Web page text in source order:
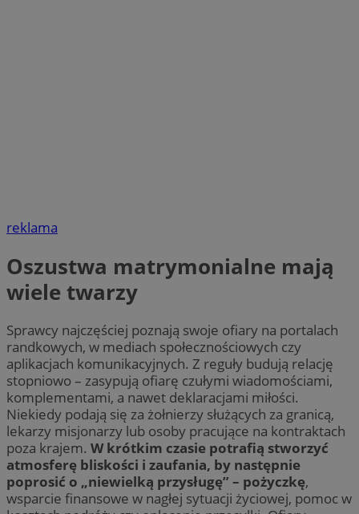
reklama
Oszustwa matrymonialne mają
wiele twarzy
Sprawcy najczęściej poznają swoje ofiary na portalach
randkowych, w mediach społecznościowych czy
aplikacjach komunikacyjnych. Z reguły budują relację
stopniowo – zasypują ofiarę czułymi wiadomościami,
komplementami, a nawet deklaracjami miłości.
Niekiedy podają się za żołnierzy służących za granicą,
lekarzy misjonarzy lub osoby pracujące na kontraktach
poza krajem. W krótkim czasie potrafią stworzyć
atmosferę bliskości i zaufania, by następnie
poprosić o „niewielką przysługę” – pożyczkę,
wsparcie finansowe w nagłej sytuacji życiowej, pomoc w